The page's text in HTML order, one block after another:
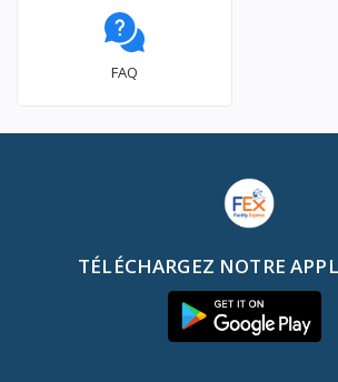
FAQ
TÉLÉCHARGEZ NOTRE